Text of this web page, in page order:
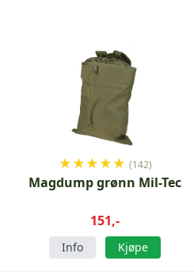
★★★★★ (142)
Magdump grønn Mil-Tec
151,-
Info Kjøpe